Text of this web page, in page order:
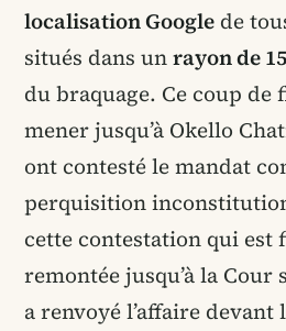
localisation Google de
situés dans unrayon de
du braquage. Ce coup de
mener jusqu’à Okello
ont contesté le mandat
perquisition
cette contestation qui est
remontée jusqu’à la Cour
a renvoyé l’affaire